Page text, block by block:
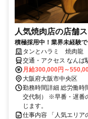
人気焼肉店の店舗
積極採用中！業界未経験
タンとハラミ 焼肉龍
交通・アクセス なんば
月給300,000円～
大阪府大阪市中央区
勤務時間詳細 総労働時
交代制） ※早番・遅番
じます。
仕事内容 「人気エリア